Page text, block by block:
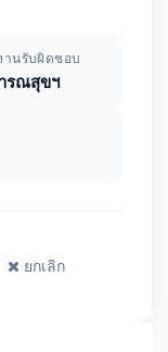
านรับผิดชอบ
รณสุขฯ
ยกเลิก